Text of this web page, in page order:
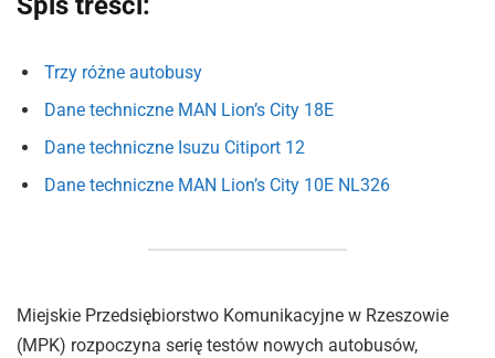
Trzy różne autobusy
Dane techniczne MAN Lion’s City 18E
Dane techniczne Isuzu Citiport 12
Dane techniczne MAN Lion’s City 10E NL326
Miejskie Przedsiębiorstwo Komunikacyjne w Rzeszowie
(MPK) rozpoczyna serię testów nowych autobusów,